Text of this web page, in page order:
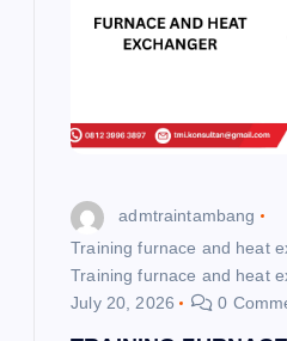
admtraintambang
Training furnace and heat
Training furnace and heat
July 20, 2026
0